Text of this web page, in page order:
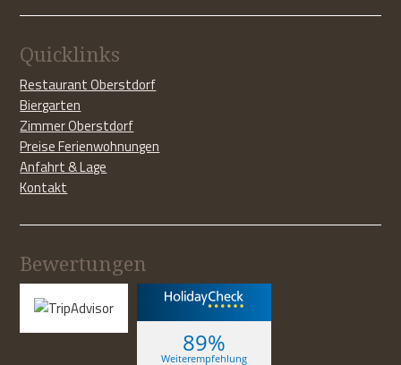
Quicklinks
Restaurant Oberstdorf
Biergarten
Zimmer Oberstdorf
Preise Ferienwohnungen
Anfahrt & Lage
Kontakt
Bewertungen
89%
Weiterempfehlung